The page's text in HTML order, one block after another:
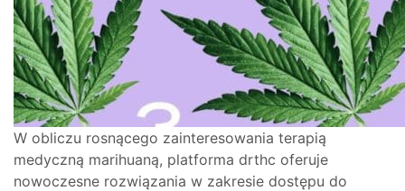
W obliczu rosnącego zainteresowania terapią
medyczną marihuaną, platforma drthc oferuje
nowoczesne rozwiązania w zakresie dostępu do